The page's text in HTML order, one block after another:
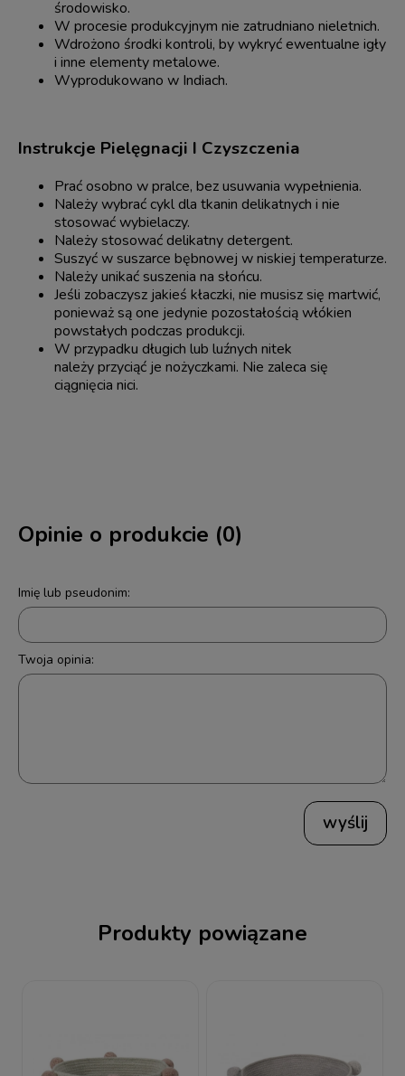
środowisko.
W procesie produkcyjnym nie zatrudniano nieletnich.
Wdrożono środki kontroli, by wykryć ewentualne igły
i inne elementy metalowe.
Wyprodukowano w Indiach.
Instrukcje Pielęgnacji I Czyszczenia
Prać osobno w pralce, bez usuwania wypełnienia.
Należy wybrać cykl dla tkanin delikatnych i nie
stosować wybielaczy.
Należy stosować delikatny detergent.
Suszyć w suszarce bębnowej w niskiej temperaturze.
Należy unikać suszenia na słońcu.
Jeśli zobaczysz jakieś kłaczki, nie musisz się martwić,
ponieważ są one jedynie pozostałością włókien
powstałych podczas produkcji.
W przypadku długich lub luźnych nitek
należy przyciąć je nożyczkami. Nie zaleca się
ciągnięcia nici.
Opinie o produkcie (0)
Imię lub pseudonim:
Twoja opinia:
wyślij
Produkty powiązane